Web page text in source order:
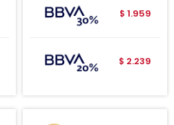
$ 1.959
$ 2.239